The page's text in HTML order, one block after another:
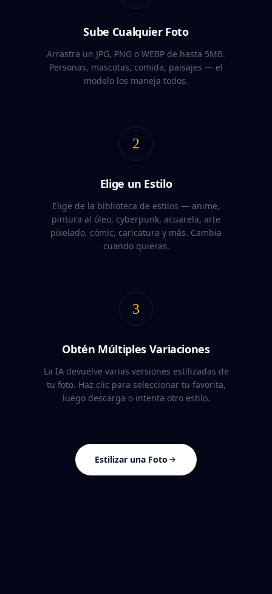
Sube Cualquier Foto
Arrastra un JPG, PNG o WEBP de hasta 5MB.
Personas, mascotas, comida, paisajes — el
modelo los maneja todos.
2
Elige un Estilo
Elige de la biblioteca de estilos — anime,
pintura al óleo, cyberpunk, acuarela, arte
pixelado, cómic, caricatura y más. Cambia
cuando quieras.
3
Obtén Múltiples Variaciones
La IA devuelve varias versiones estilizadas de
tu foto. Haz clic para seleccionar tu favorita,
luego descarga o intenta otro estilo.
Estilizar una Foto